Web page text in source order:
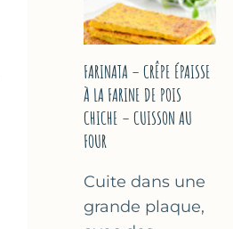
–
SANS
FARINATA – CRÊPE ÉPAISSE
À LA FARINE DE POIS
CHICHE – CUISSON AU
FOUR
Cuite dans une
grande plaque,